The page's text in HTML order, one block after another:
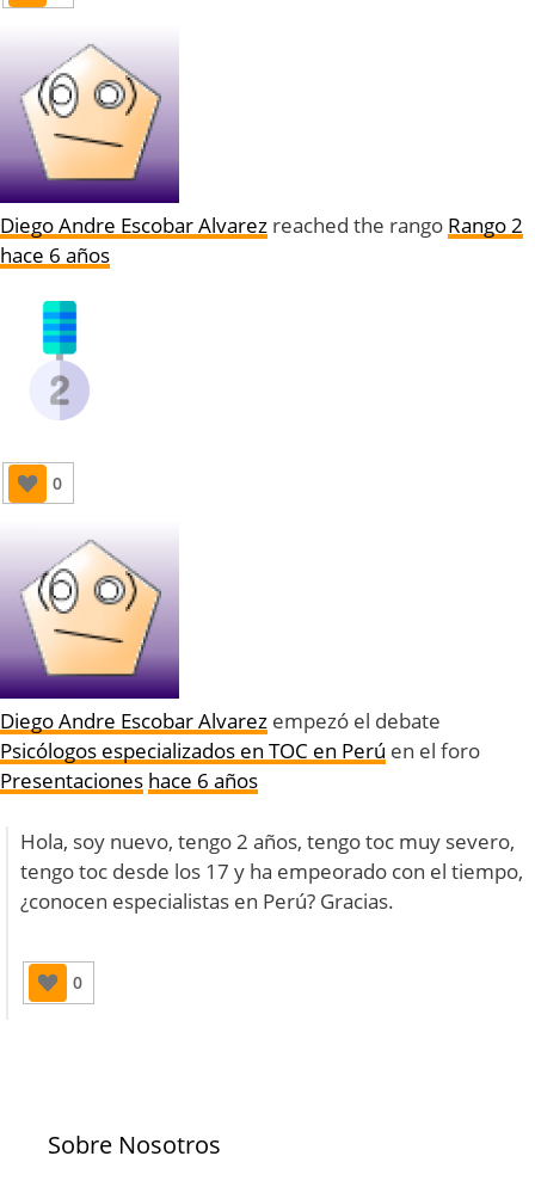
Diego Andre Escobar Alvarez reached the rango Rango 2
hace 6 años
0
Diego Andre Escobar Alvarez empezó el debate
Psicólogos especializados en TOC en Perú en el foro
Presentaciones hace 6 años
Hola, soy nuevo, tengo 2 años, tengo toc muy severo,
tengo toc desde los 17 y ha empeorado con el tiempo,
¿conocen especialistas en Perú? Gracias.
0
Sobre Nosotros